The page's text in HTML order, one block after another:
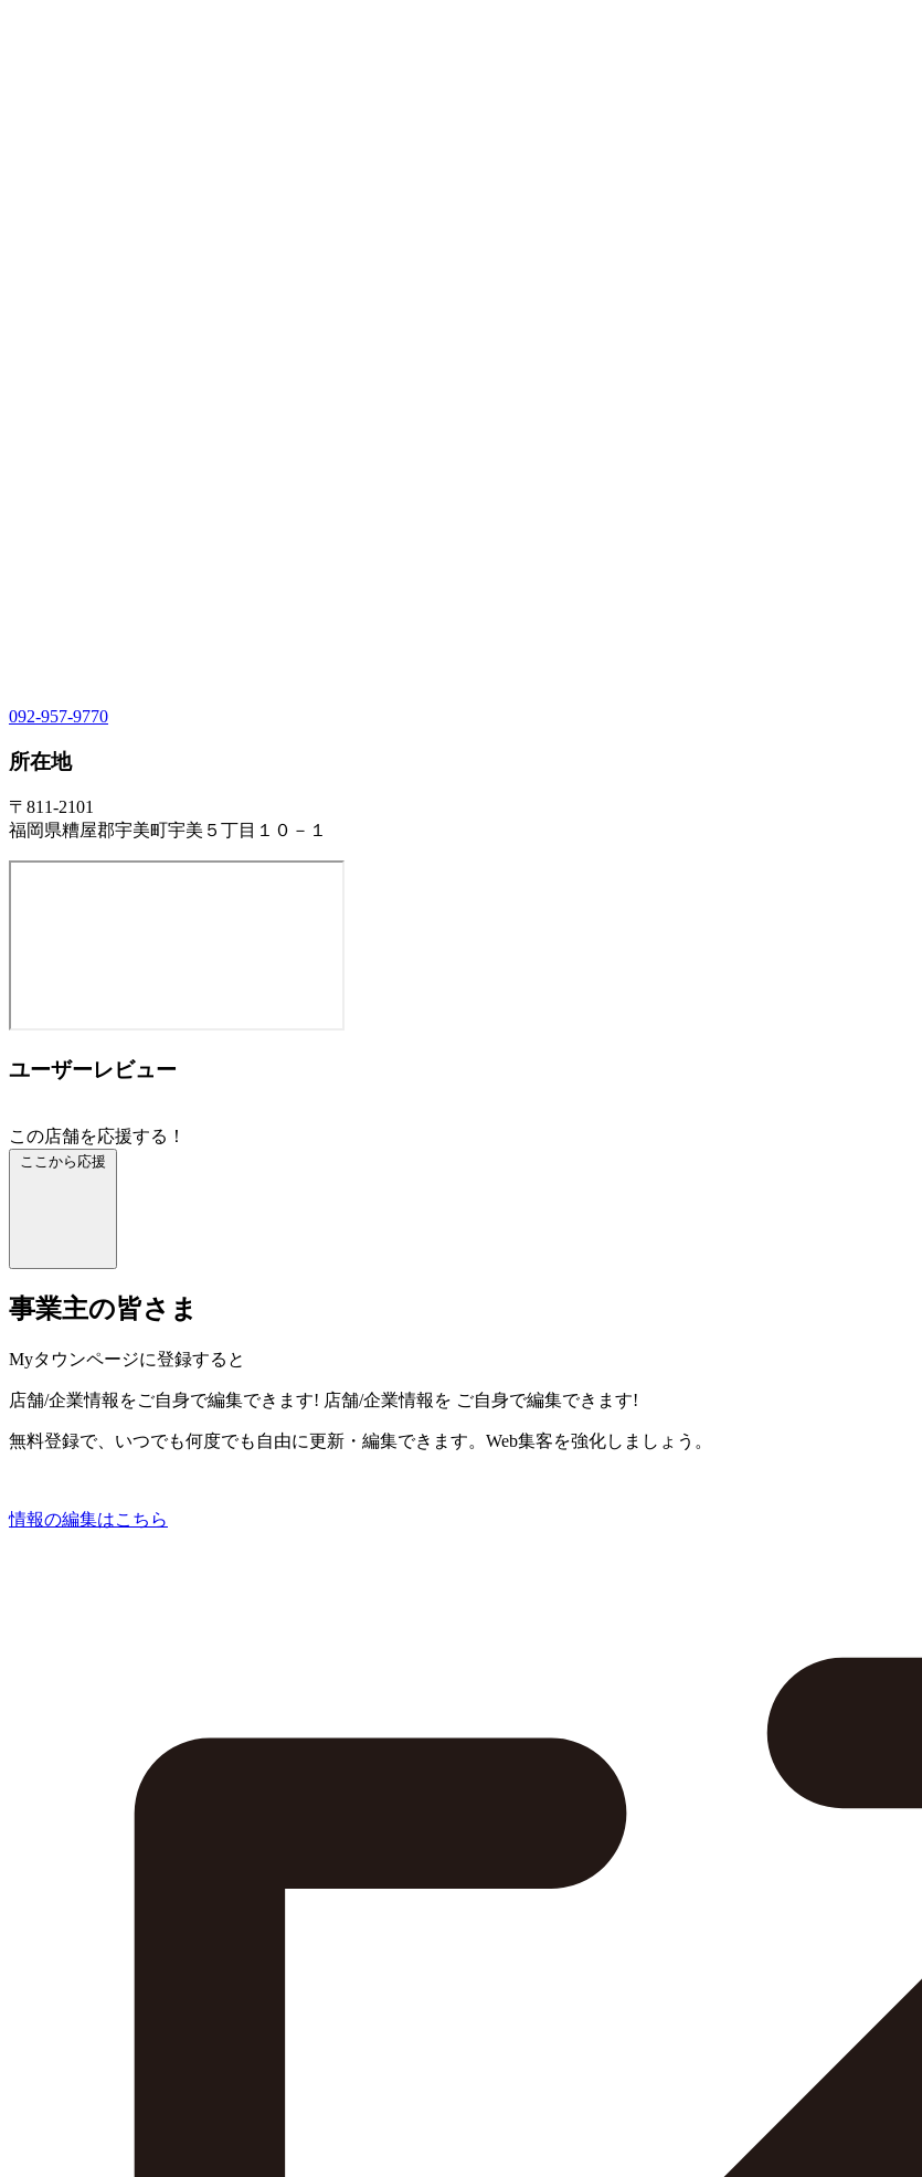
092-957-9770
所在地
〒811-2101
福岡県糟屋郡宇美町宇美５丁目１０－１
ユーザーレビュー
この店舗を応援する！
ここから応援
事業主の皆さま
Myタウンページに登録すると
店舗/企業情報をご自身で編集できます! 店舗/企業情報を ご自身で編集できます!
無料登録で、いつでも何度でも自由に更新・編集できます。Web集客を強化しましょう。
情報の編集はこちら